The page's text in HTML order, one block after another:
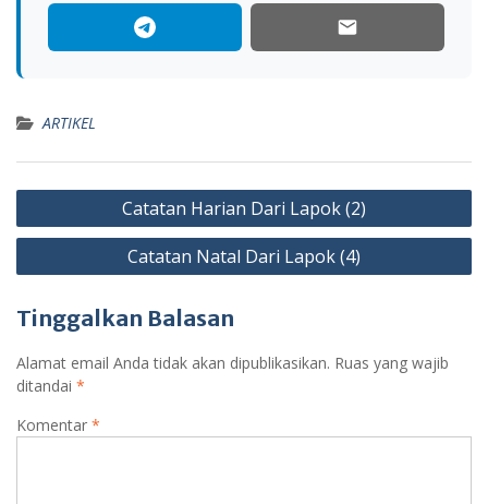
ARTIKEL
Navigasi
pos
Catatan Harian Dari Lapok (2)
Catatan Natal Dari Lapok (4)
Tinggalkan Balasan
Alamat email Anda tidak akan dipublikasikan. Ruas yang wajib
ditandai *
Komentar *